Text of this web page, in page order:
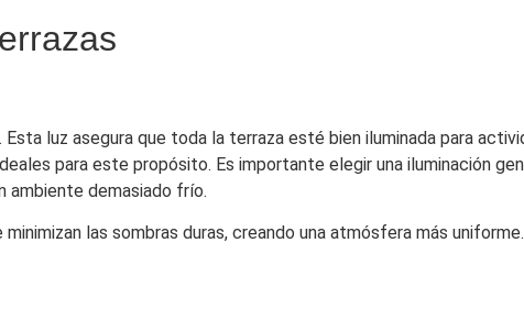
. Esta luz asegura que toda la terraza esté bien iluminada para
para este propósito. Es importante elegir una iluminación
ambiente demasiado frío.
las sombras duras, creando una atmósfera más